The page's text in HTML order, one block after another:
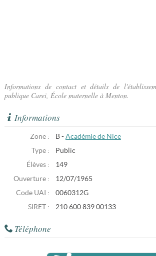
Informations de contact et détails de
publique Carei, École maternelle à Menton.
Informations
Zone : B - Académie de Nice
Type :
Public
Élèves :
149
Ouverture :
12/07/1965
Code UAI :
0060312G
SIRET :
210 600 839 00133
Téléphone